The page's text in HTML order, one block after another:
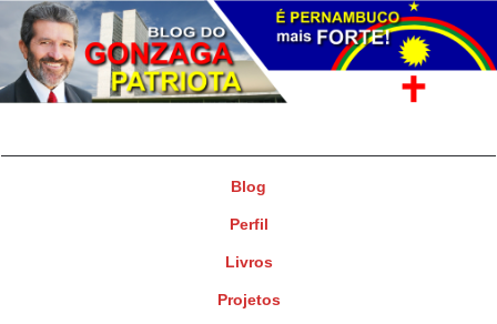
Blog
Perfil
Livros
Projetos